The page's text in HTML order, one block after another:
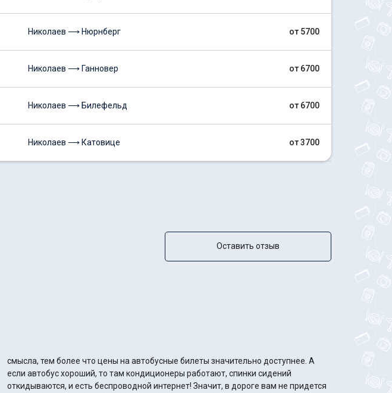
Николаев ⟶ Нюрнберг от 5700
Николаев ⟶ Ганновер от 6700
Николаев ⟶ Билефельд от 6700
Николаев ⟶ Катовице от 3700
Оставить отзыв
смысла, тем более что цены на автобусные билеты значительно доступнее. А
если автобус хороший, то там кондиционеры работают, спинки сидений
откидываются, и есть беспроводной интернет! Значит, в дороге вам не придется